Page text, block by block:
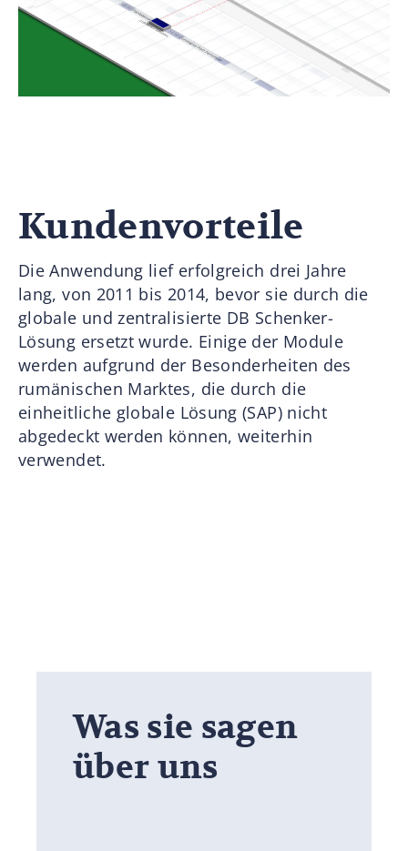
Kundenvorteile
Die Anwendung lief erfolgreich drei Jahre
lang, von 2011 bis 2014, bevor sie durch die
globale und zentralisierte DB Schenker-
Lösung ersetzt wurde. Einige der Module
werden aufgrund der Besonderheiten des
rumänischen Marktes, die durch die
einheitliche globale Lösung (SAP) nicht
abgedeckt werden können, weiterhin
verwendet.
Was sie sagen
über uns